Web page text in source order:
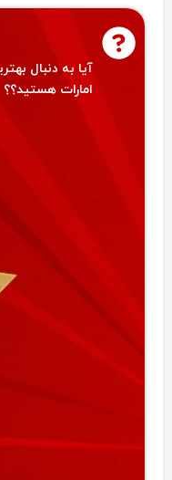
آیا به دنبال
امارات هستید؟؟